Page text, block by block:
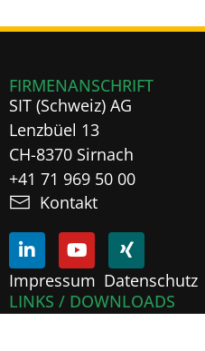
FIRMENANSCHRIFT
SIT (Schweiz) AG
Lenzbüel 13
CH-8370 Sirnach
+41 71 969 50 00
Kontakt
Impressum Datenschutz
LINKS / DOWNLOADS
Tools